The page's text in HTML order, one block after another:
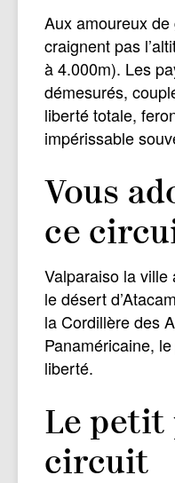
Aux amoureux
craignent pas
à 4.000m). Les
démesurés,
liberté totale,
impérissable
Vous
ce
Valparaiso la ville
le désert
la Cordillère des
Panaméricaine,
liberté.
Le petit
circuit